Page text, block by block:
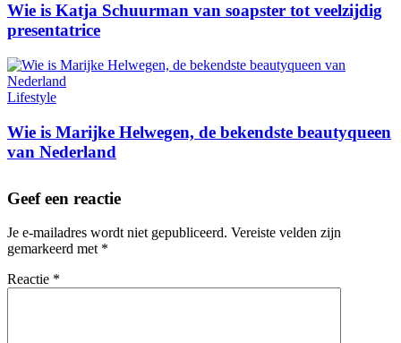
Wie is Katja Schuurman van soapster tot veelzijdig
presentatrice
Lifestyle
Wie is Marijke Helwegen, de bekendste beautyqueen
van Nederland
Geef een reactie
Je e-mailadres wordt niet gepubliceerd. Vereiste velden zijn
gemarkeerd met *
Reactie *